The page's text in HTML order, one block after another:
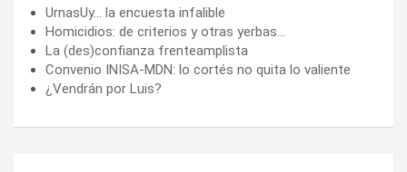
UrnasUy… la encuesta infalible
Homicidios: de criterios y otras yerbas…
La (des)confianza frenteamplista
Convenio INISA-MDN: lo cortés no quita lo valiente
¿Vendrán por Luis?